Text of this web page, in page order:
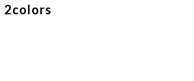
2colors